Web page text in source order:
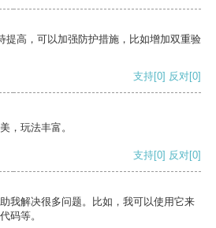
提高，可以加强防护措施，比如增加双重验
支持[0] 反对[0]
，玩法丰富。
支持[0] 反对[0]
我解决很多问题。比如，我可以使用它来
码等。